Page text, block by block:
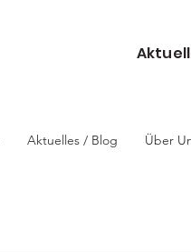
Aktuelles / Blog Über